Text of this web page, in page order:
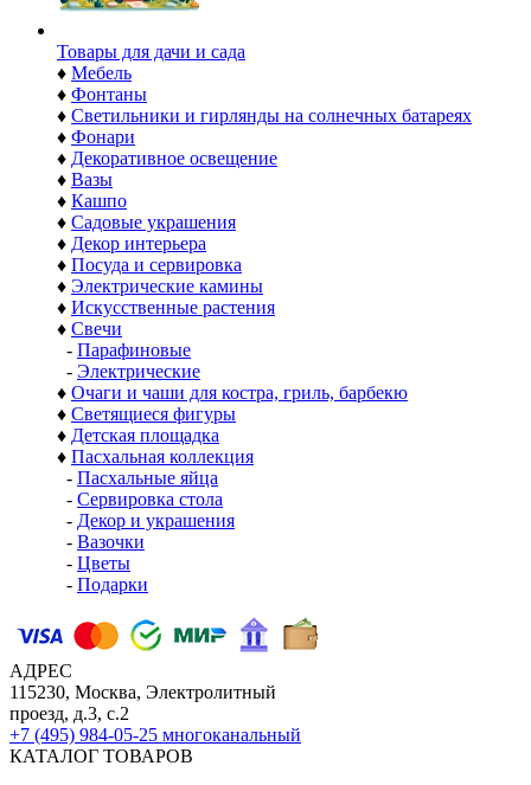
Товары для дачи и сада
♦ Мебель
♦ Фонтаны
♦ Светильники и гирлянды на солнечных батареях
♦ Фонари
♦ Декоративное освещение
♦ Вазы
♦ Кашпо
♦ Садовые украшения
♦ Декор интерьера
♦ Посуда и сервировка
♦ Электрические камины
♦ Искусственные растения
♦ Свечи
- Парафиновые
- Электрические
♦ Очаги и чаши для костра, гриль, барбекю
♦ Светящиеся фигуры
♦ Детская площадка
♦ Пасхальная коллекция
- Пасхальные яйца
- Сервировка стола
- Декор и украшения
- Вазочки
- Цветы
- Подарки
АДРЕС
115230, Москва, Электролитный
проезд, д.3, с.2
+7 (495) 984-05-25 многоканальный
КАТАЛОГ ТОВАРОВ